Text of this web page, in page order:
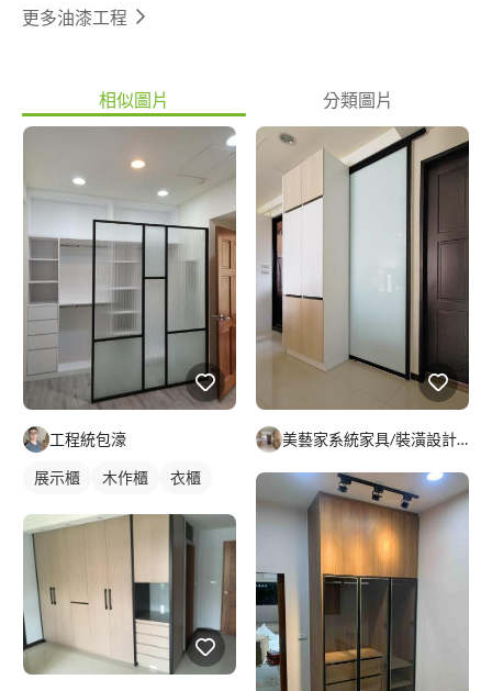
更多油漆工程
相似圖片 分類圖片
工程統包濠
展示櫃 木作櫃 衣櫃
美藝家系統家具/裝潢設計/統包服務